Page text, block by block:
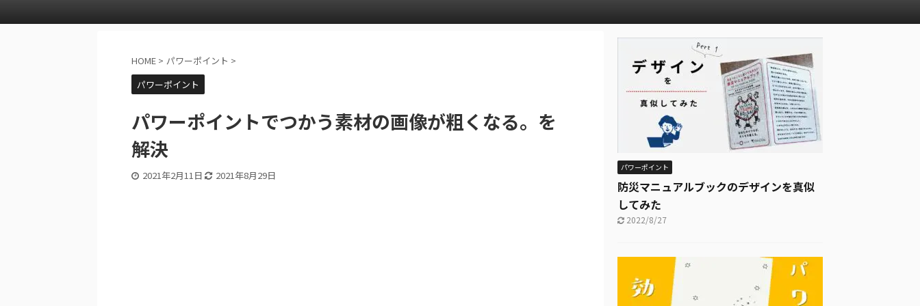
HOME > パワーポイント >
パワーポイント
パワーポイントでつかう素材の画像が粗くなる。を
解決
2021年2月11日 2021年8月29日
パワーポイント
防災マニュアルブックのデザインを真似
してみた
2022/8/27